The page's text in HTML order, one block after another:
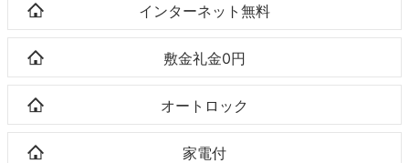
インターネット無料
敷金礼金0円
オートロック
家電付